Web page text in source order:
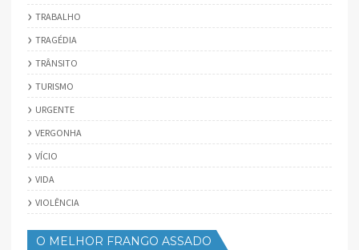
TRABALHO
TRAGÉDIA
TRÂNSITO
TURISMO
URGENTE
VERGONHA
VÍCIO
VIDA
VIOLÊNCIA
O MELHOR FRANGO ASSADO